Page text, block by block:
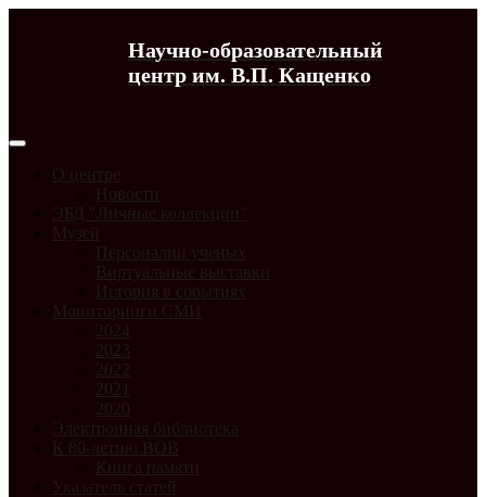
Научно-образовательный
центр им. В.П. Кащенко
О центре
Новости
ЭБД "Личные коллекции"
Музей
Персоналии ученых
Виртуальные выставки
История в событиях
Мониторинги СМИ
2024
2023
2022
2021
2020
Электронная библиотека
К 80-летию ВОВ
Книга памяти
Указатель статей